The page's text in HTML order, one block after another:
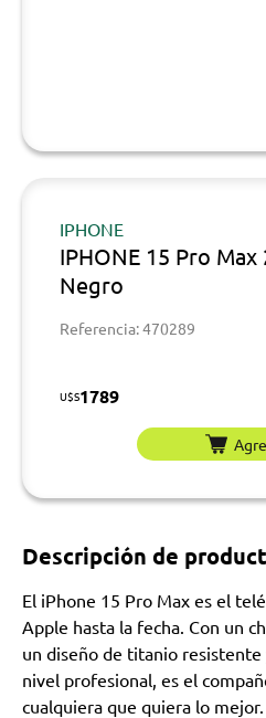
IPHONE
IPHONE 15 Pro Max
Negro
Referencia: 470289
U$S1789
Descripción de
El iPhone 15 Pro Max es el
Apple hasta la fecha. Con un
un diseño de titanio resistente
nivel profesional, es el
cualquiera que quiera lo